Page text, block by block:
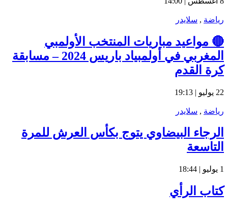
رياضة , سلايدر
🔴 مواعيد مباريات المنتخب الأولمبي
المغربي في أولمبياد باريس 2024 – مسابقة
كرة القدم
22 يوليو | 19:13
رياضة , سلايدر
الرجاء البيضاوي يتوج بكأس العرش للمرة
التاسعة
1 يوليو | 18:44
كتاب الرأي